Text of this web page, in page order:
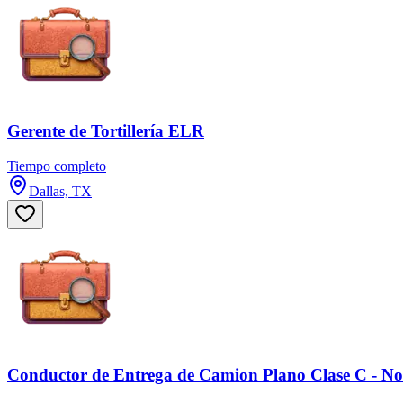
Gerente de Tortillería ELR
Tiempo completo
Dallas, TX
Conductor de Entrega de Camion Plano Clase C -